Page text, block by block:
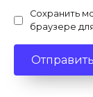
Сохранить
браузере